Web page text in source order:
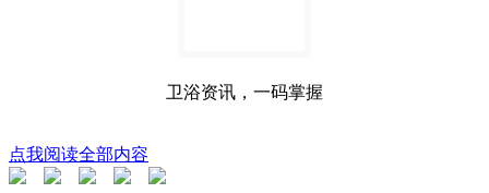
卫浴资讯，一码掌握
点我阅读全部内容